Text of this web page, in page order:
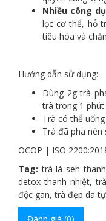
Nhiều công
lọc cơ thể, hỗ
tiêu hóa và
Hướng dẫn sử dụng:
Dùng 2g trà
trà trong 1
Trà có thể
Trà đã pha
OCOP | ISO
Tag: trà lá sen
detox thanh nhiệt,
độc gan,trà đẹp da